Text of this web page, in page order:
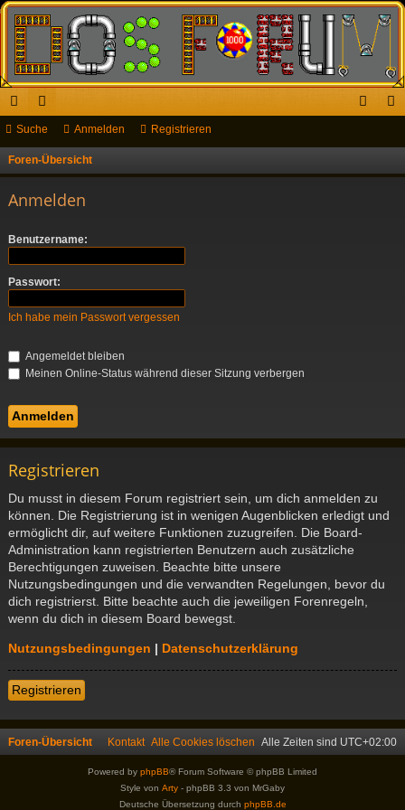
ch
ne
riff
or
en
Suche Anmelden Registrieren
Foren-Übersicht
Anmelden
Benutzername:
Passwort:
Ich habe mein Passwort vergessen
Angemeldet bleiben
Meinen Online-Status während dieser Sitzung verbergen
Registrieren
Du musst in diesem Forum registriert sein, um dich anmelden zu
können. Die Registrierung ist in wenigen Augenblicken erledigt und
ermöglicht dir, auf weitere Funktionen zuzugreifen. Die Board-
Administration kann registrierten Benutzern auch zusätzliche
Berechtigungen zuweisen. Beachte bitte unsere
Nutzungsbedingungen und die verwandten Regelungen, bevor du
dich registrierst. Bitte beachte auch die jeweiligen Forenregeln,
wenn du dich in diesem Board bewegst.
Nutzungsbedingungen | Datenschutzerklärung
Registrieren
Foren-Übersicht Alle Zeiten sind UTC+02:00
Alle Cookies löschen
Kontakt
Powered by phpBB® Forum Software © phpBB Limited
Style von Arty - phpBB 3.3 von MrGaby
Deutsche Übersetzung durch phpBB.de